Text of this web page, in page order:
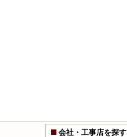
会社・工事店を探す